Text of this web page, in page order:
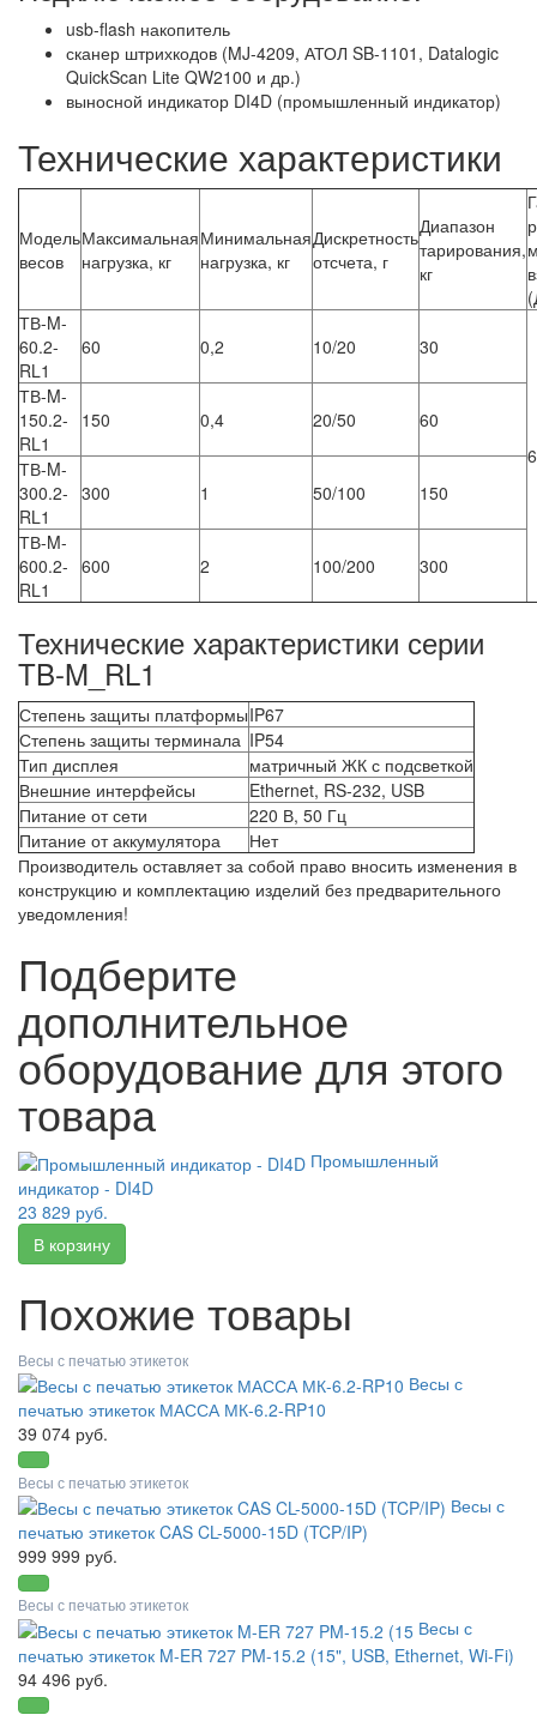
usb-flash накопитель
сканер штрихкодов (MJ-4209, АТОЛ SB-1101, Datalogic
QuickScan Lite QW2100 и др.)
выносной индикатор DI4D (промышленный индикатор)
Технические характеристики
Модель
весов
Максимальная
нагрузка, кг
Минимальная
нагрузка, кг
Дискретность
отсчета, г
Диапазон
тарирования,
кг
ТВ-M-
60.2-
RL1
60 0,2 10/20 30
ТВ-M-
150.2-
RL1
150 0,4 20/50 60
ТВ-M-
300.2-
RL1
300 1 50/100 150
ТВ-M-
600.2-
RL1
600 2 100/200 300
Технические характеристики серии
TB-M_RL1
Степень защиты платформыIP67
Степень защиты терминала IP54
Тип дисплея
матричный ЖК с подсветкой
Внешние интерфейсы
Ethernet, RS-232, USB
Питание от сети
220 В, 50 Гц
Питание от аккумулятора
Нет
Производитель оставляет за собой право вносить изменения в
конструкцию и комплектацию изделий без предварительного
уведомления!
Подберите
дополнительное
оборудование для этого
товара
Промышленный
индикатор - DI4D
23 829 руб.
Похожие товары
Весы с печатью этикеток
Весы с
печатью этикеток МАССА МК-6.2-RP10
39 074 руб.
Весы с печатью этикеток
Весы с
печатью этикеток CAS CL-5000-15D (TCP/IP)
999 999 руб.
Весы с печатью этикеток
Весы с
печатью этикеток M-ER 727 PM-15.2 (15", USB, Ethernet, Wi-Fi)
94 496 руб.